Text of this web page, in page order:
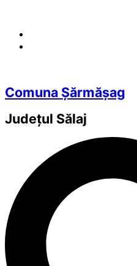
Comuna Șărmășag
Județul Sălaj